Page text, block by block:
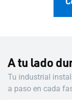
A tu lado
Tu industrial
a paso en cada